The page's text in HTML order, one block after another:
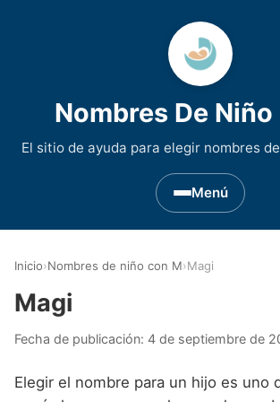
Nombres De
El sitio de ayuda para elegir nombres
Menú
Nombres de niño que
Nombres de Niño Asturianos
Nombres de Niño Celtas
Inicio›Nombres de niño con M›Magi
Magi
Fecha de publicación: 4 de septiembre de
Elegir el nombre para un hijo es uno